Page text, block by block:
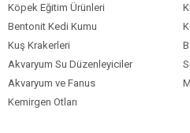
Köpek Eğitim Ürünleri
Bentonit Kedi Kumu
Kuş Krakerleri
Akvaryum Su Düzenleyiciler
Akvaryum ve Fanus
Kemirgen Otları